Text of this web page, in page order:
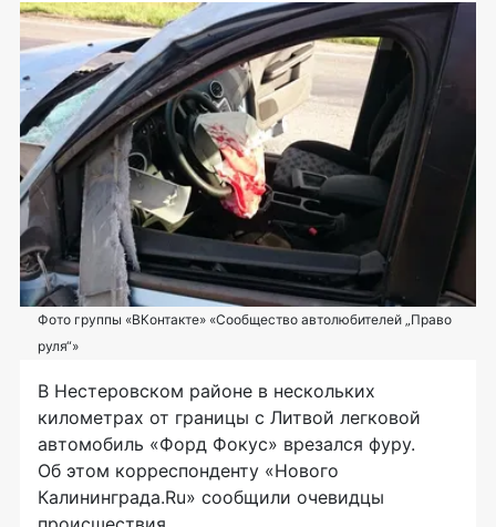
Фото группы «ВКонтакте» «Сообщество автолюбителей „Право
руля“»
В Нестеровском районе в нескольких
километрах от границы с Литвой легковой
автомобиль «Форд Фокус» врезался фуру.
Об этом корреспонденту «Нового
Калининграда.Ru» сообщили очевидцы